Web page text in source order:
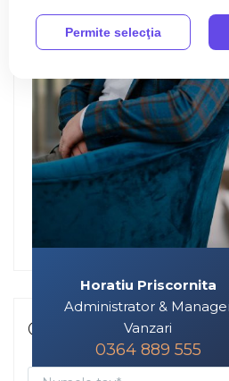
Horatiu Priscornita
Administrator &
Vanzari
0364 889 555
horatiu@phtimob.ro
Contacteaza-ma
Permite selecţia